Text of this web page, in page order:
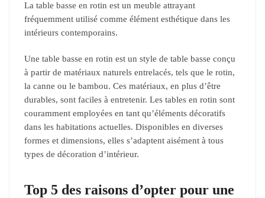
La table basse en rotin est un meuble attrayant
fréquemment utilisé comme élément esthétique dans les
intérieurs contemporains.
Une table basse en rotin est un style de table basse conçu
à partir de matériaux naturels entrelacés, tels que le rotin,
la canne ou le bambou. Ces matériaux, en plus d’être
durables, sont faciles à entretenir. Les tables en rotin sont
couramment employées en tant qu’éléments décoratifs
dans les habitations actuelles. Disponibles en diverses
formes et dimensions, elles s’adaptent aisément à tous
types de décoration d’intérieur.
Top 5 des raisons d’opter pour une